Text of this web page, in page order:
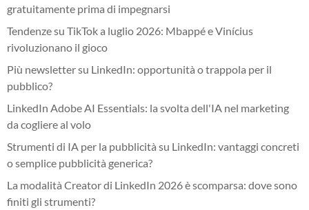
gratuitamente prima di impegnarsi
Tendenze su TikTok a luglio 2026: Mbappé e Vinícius
rivoluzionano il gioco
Più newsletter su LinkedIn: opportunità o trappola per il
pubblico?
LinkedIn Adobe AI Essentials: la svolta dell'IA nel marketing
da cogliere al volo
Strumenti di IA per la pubblicità su LinkedIn: vantaggi concreti
o semplice pubblicità generica?
La modalità Creator di LinkedIn 2026 è scomparsa: dove sono
finiti gli strumenti?